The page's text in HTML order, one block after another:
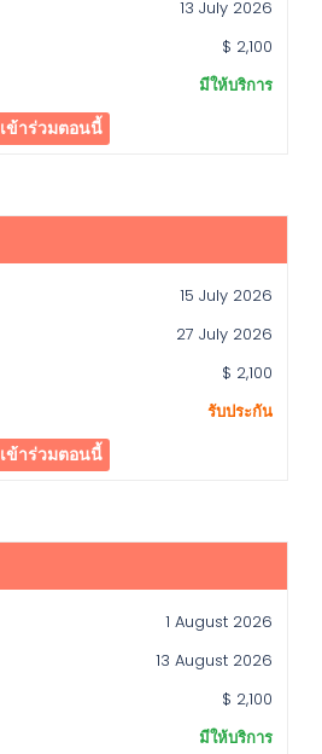
13 July 2026
$ 2,100
มีให้บริการ
เข้าร่วมตอนนี้
15 July 2026
27 July 2026
$ 2,100
รับประกัน
เข้าร่วมตอนนี้
1 August 2026
13 August 2026
$ 2,100
มีให้บริการ